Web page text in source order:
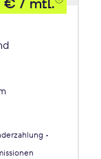
€ / mtl.